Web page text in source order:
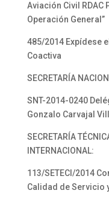
Aviación Civil RDAC
Operación General”
485/2014 Expídese
Coactiva
SECRETARÍA
SNT-2014-0240
Gonzalo Carvajal
SECRETARÍA
INTERNACIONAL:
113/SETECI/2014
Calidad de Servicio